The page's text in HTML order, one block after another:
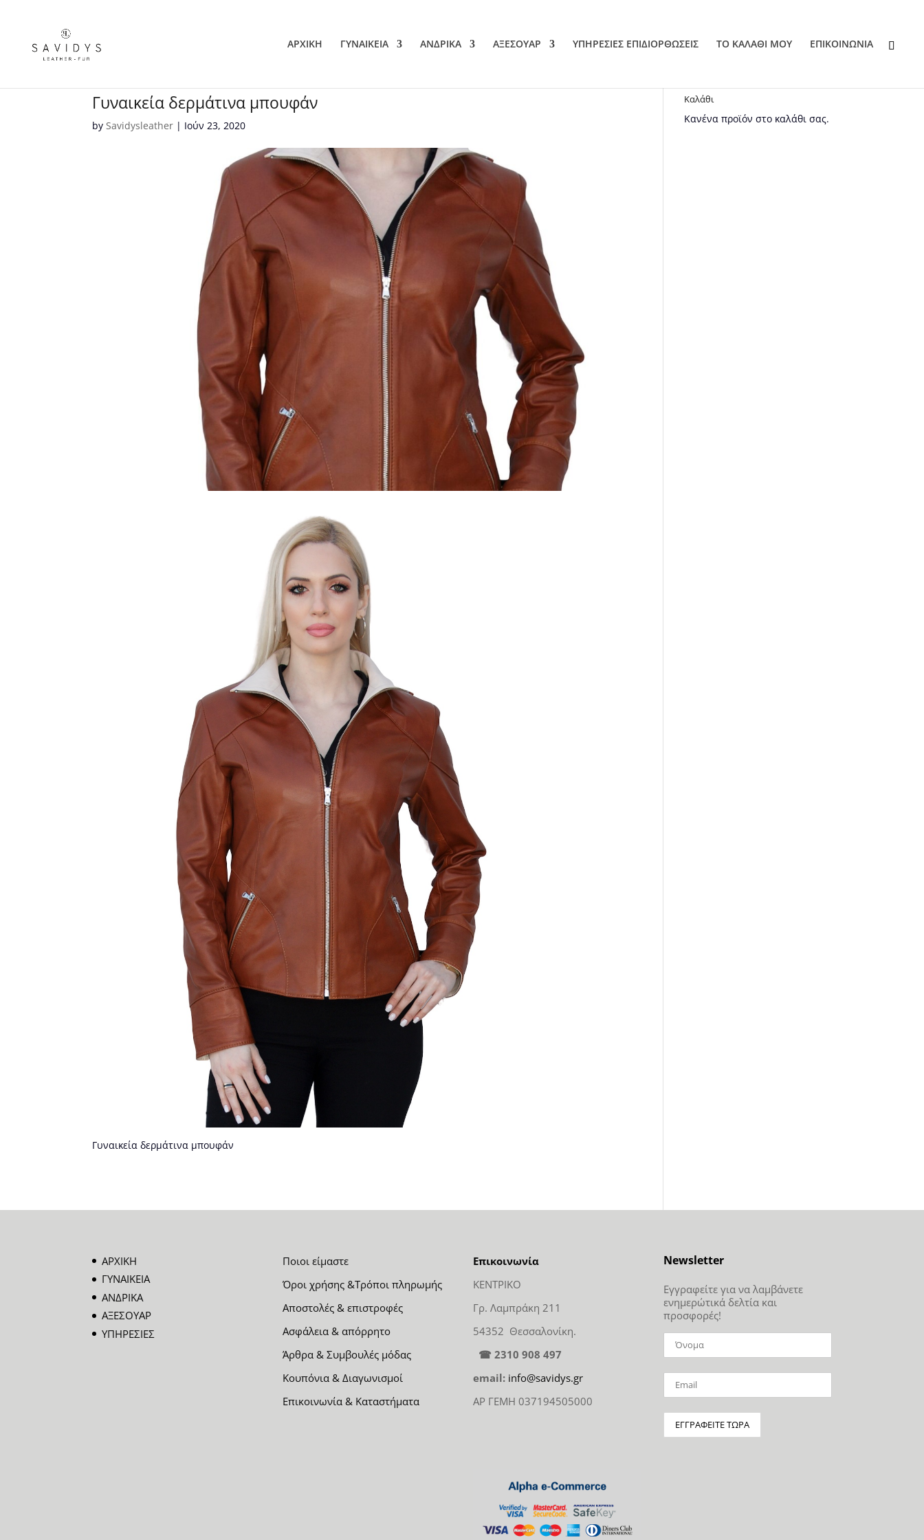
ΑΡΧΙΚΗ ΓΥΝΑΙΚΕΙΑ ΑΝΔΡΙΚΑ ΑΞΕΣΟΥΑΡ ΥΠΗΡΕΣΙΕΣ ΕΠΙΔΙΟΡΘΩΣΕΙΣ ΤΟ ΚΑΛΑΘΙ ΜΟΥ EΠΙΚΟΙΝΩΝΙΑ
Γυναικεία δερμάτινα μπουφάν
bySavidysleather | Ιούν 23, 2020
Γυναικεία δερμάτινα μπουφάν
Καλάθι
Κανένα προϊόν στο καλάθι σας.
ΑΡΧΙΚΗ
ΓΥΝΑΙΚΕΙΑ
ΑΝΔΡΙΚΑ
ΑΞΕΣΟΥΑΡ
ΥΠΗΡΕΣΙΕΣ
Ποιοι είμαστε
Όροι χρήσης &Τρόποι πληρωμής
Αποστολές & επιστροφές
Ασφάλεια & απόρρητο
Άρθρα & Συμβουλές μόδας
Κουπόνια & Διαγωνισμοί
Επικοινωνία & Καταστήματα
Επικοινωνία
ΚΕΝΤΡΙΚΟ
Γρ. Λαμπράκη 211
54352 Θεσσαλονίκη.
☎ 2310 908 497
email: info@savidys.gr
ΑΡ ΓΕΜΗ 037194505000
Newsletter
Εγγραφείτε για να λαμβάνετε
ενημερώτικά δελτία και
προσφορές!